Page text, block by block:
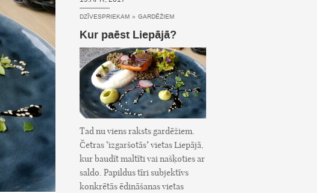
DZĪVESPRIEKAM » GARDĒŽIEM
Kur paēst Liepājā?
Tad nu viens raksts gardēžiem.
Četras "izgaršotās" vietas Liepājā,
kur baudīt maltīti vai našķoties ar
saldo. Papildus tīri subjektīvs
konkrētās ēdināšanas vietas